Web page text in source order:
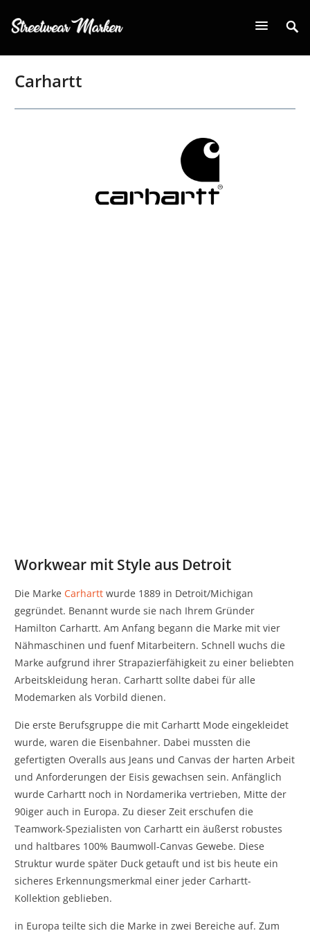
Carhartt
Workwear mit Style aus Detroit
Die MarkeCarhartt wurde 1889 in Detroit/Michigan
gegründet. Benannt wurde sie nach Ihrem Gründer
Hamilton Carhartt. Am Anfang begann die Marke mit vier
Nähmaschinen und fuenf Mitarbeitern. Schnell wuchs die
Marke aufgrund ihrer Strapazierfähigkeit zu einer beliebten
Arbeitskleidung heran. Carhartt sollte dabei für alle
Modemarken als Vorbild dienen.
Die erste Berufsgruppe die mit Carhartt Mode eingekleidet
wurde, waren die Eisenbahner. Dabei mussten die
gefertigten Overalls aus Jeans und Canvas der harten Arbeit
und Anforderungen der Eisis gewachsen sein. Anfänglich
wurde Carhartt noch in Nordamerika vertrieben, Mitte der
90iger auch in Europa. Zu dieser Zeit erschufen die
Teamwork-Spezialisten von Carhartt ein äußerst robustes
und haltbares 100% Baumwoll-Canvas Gewebe. Diese
Struktur wurde später Duck getauft und ist bis heute ein
sicheres Erkennungsmerkmal einer jeder Carhartt-
Kollektion geblieben.
in Europa teilte sich die Marke in zwei Bereiche auf. Zum